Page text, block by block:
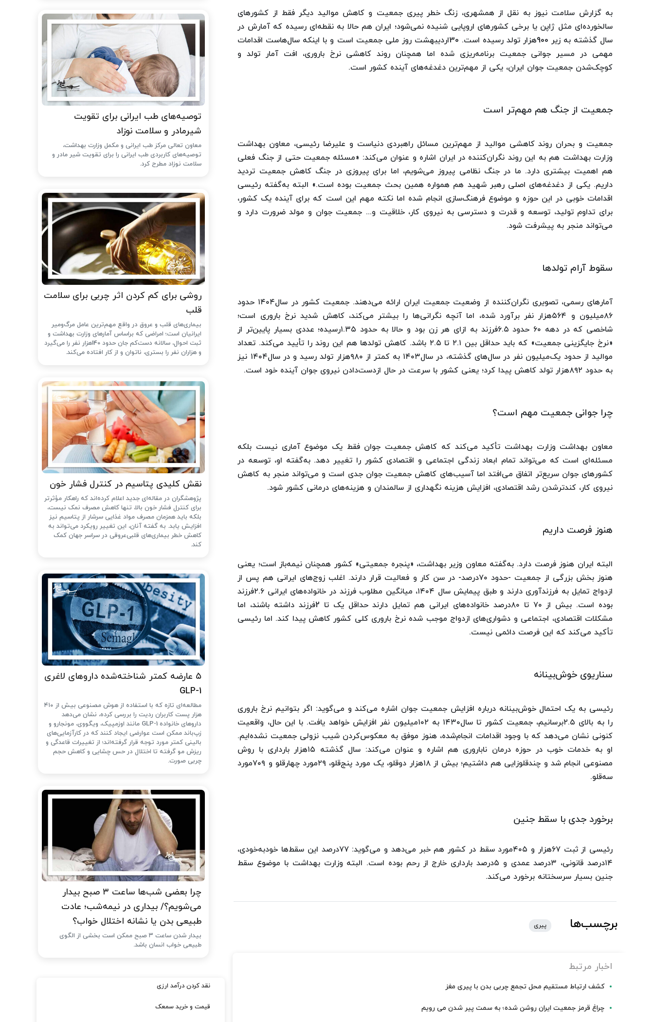
به گزارش سلامت نیوز به نقل از همشهری، زنگ خطر پیری جمعیت و کاهش موالید دیگر فقط از کشورهای
سالخورده‌ای مثل ژاپن یا برخی کشورهای اروپایی شنیده نمی‌شود؛ ایران هم حالا به نقطه‌ای رسیده که آمارش در
سال گذشته به زیر 900هزار تولد رسیده است. 30اردیبهشت روز ملی جمعیت است و با اینکه سال‌هاست اقدامات
مهمی در مسیر جوانی جمعیت برنامه‌ریزی شده اما همچنان روند کاهشی نرخ باروری، افت آمار تولد و
کوچک‌شدن جمعیت جوان ایران، یکی از مهم‌ترین دغدغه‌های آینده کشور است.
جمعیت از جنگ هم مهم‌تر است
جمعیت و بحران روند کاهشی موالید از مهم‌ترین مسائل راهبردی دنیاست و علیرضا رئیسی، معاون بهداشت
وزارت بهداشت هم به این روند نگران‌کننده‌ در ایران اشاره و عنوان می‌کند: «مسئله جمعیت حتی از جنگ فعلی
هم اهمیت بیشتری دارد. ما در جنگ نظامی پیروز می‌شویم، اما برای پیروزی در جنگ کاهش جمعیت تردید
داریم. یکی از دغدغه‌های اصلی رهبر شهید هم همواره همین بحث جمعیت بوده است.» البته به‌گفته رئیسی
اقدامات خوبی در این حوزه و موضوع فرهنگ‌سازی انجام شده اما نکته مهم این است که برای آینده یک کشور،
برای تداوم تولید، توسعه و قدرت و دسترسی به نیروی کار، خلاقیت و... جمعیت جوان و مولد ضرورت دارد و
می‌تواند منجر به پیشرفت شود.
سقوط آرام تولدها
آمارهای رسمی، تصویری نگران‌کننده از وضعیت جمعیت ایران ارائه می‌دهند. جمعیت کشور در سال۱۴۰۴ حدود
۸۶میلیون و ۵۶۴هزار نفر برآورد شده، اما آنچه نگرانی‌ها را بیشتر می‌کند، کاهش شدید نرخ باروری است؛
شاخصی که در دهه ۶۰ حدود ۶.۵فرزند به ازای هر زن بود و حالا به حدود ۱.۳۵رسیده؛ عددی بسیار پایین‌تر از
«نرخ جایگزینی جمعیت» که باید حداقل بین ۲.۱ تا ۲.۵ باشد. کاهش تولدها هم این روند را تأیید می‌کند. تعداد
موالید از حدود یک‌میلیون نفر در سال‌های گذشته، در سال‌۱۴۰۳ به کمتر از ۹۸۰هزار تولد رسید و در سال‌۱۴۰۴ نیز
به حدود ۸۹۲هزار تولد کاهش پیدا کرد؛ یعنی کشور با سرعت در حال ازدست‌دادن نیروی جوان آینده خود است.
چرا جوانی جمعیت مهم است؟
معاون بهداشت وزارت بهداشت تأکید می‌کند که کاهش جمعیت جوان فقط یک موضوع آماری نیست بلکه
مسئله‌ای است که می‌تواند تمام ابعاد زندگی اجتماعی و اقتصادی کشور را تغییر دهد. به‌گفته او، توسعه در
کشورهای جوان سریع‌تر اتفاق می‌افتد اما آسیب‌های کاهش جمعیت جوان جدی است و می‌تواند منجر به کاهش
نیروی کار، کندترشدن رشد اقتصادی، افزایش هزینه نگهداری از سالمندان و هزینه‌های درمانی کشور شود.
هنوز فرصت داریم
البته ایران هنوز فرصت دارد. به‌گفته معاون وزیر بهداشت، «پنجره جمعیتی» کشور همچنان نیمه‌باز است؛ یعنی
هنوز بخش بزرگی از جمعیت -حدود ۷۰درصد- در سن کار و فعالیت قرار دارند. اغلب زوج‌های ایرانی هم پس از
ازدواج تمایل به فرزندآوری دارند و طبق پیمایش سال ۱۴۰۴، میانگین مطلوب فرزند در خانواده‌های ایرانی ۲.۶فرزند
بوده است. بیش از ۷۰ تا ۸۰درصد خانواده‌های ایرانی هم تمایل دارند حداقل یک تا 2فرزند داشته باشند، اما
مشکلات اقتصادی، اجتماعی و دشواری‌های ازدواج موجب شده نرخ باروری کلی کشور کاهش پیدا کند. اما رئیسی
تأکید می‌کند که این فرصت دائمی نیست.
سناریوی خوش‌بینانه
رئیسی به یک احتمال خوش‌بینانه‌ درباره افزایش جمعیت جوان اشاره می‌کند و می‌گوید: اگر بتوانیم نرخ باروری
را به بالای ۲.۵برسانیم، جمعیت کشور تا سال‌۱۴۳۰ به ۱۰۲میلیون نفر افزایش خواهد یافت. با این حال، واقعیت
کنونی نشان می‌دهد که با وجود اقدامات انجام‌شده، هنوز موفق به معکوس‌کردن شیب نزولی جمعیت نشده‌ایم.
او به خدمات خوب در حوزه درمان ناباروری هم اشاره و عنوان می‌کند: سال گذشته ۱۵هزار بارداری با روش
مصنوعی انجام شد و چندقلوزایی هم داشتیم؛ بیش از ۱۸هزار دوقلو، یک مورد پنج‌قلو، ۲۹مورد چهارقلو و ۷۰۹مورد
سه‌قلو.
برخورد جدی با سقط جنین
رئیسی از ثبت ۶۷هزار و ۴۰۵مورد سقط در کشور هم خبر می‌دهد و می‌گوید: ۷۷درصد این سقط‌ها خودبه‌خودی،
۱۴درصد قانونی، ۳درصد عمدی و ۵درصد بارداری خارج از رحم بوده است. البته وزارت بهداشت با موضوع سقط
جنین بسیار سرسختانه برخورد می‌کند.
برچسب‌ها پیری
اخبار مرتبط
کشف ارتباط مستقیم محل تجمع چربی بدن با پیری مغز
چراغ قرمز جمعیت ایران روشن شده؛ به سمت پیر شدن می رویم
توصیه‌های طب ایرانی برای تقویت
شیرمادر و سلامت نوزاد
معاون تعالی مرکز طب ایرانی و مکمل وزارت بهداشت،
توصیه‌های کاربردی طب ایرانی را برای تقویت شیر مادر و
سلامت نوزاد مطرح کرد.
روشی برای کم کردن اثر چربی برای سلامت
قلب
بیماری‌های قلب و عروق در واقع مهم‌ترین عامل مرگ‌ومیر
ایرانیان است؛ امراضی که براساس آمارهای وزارت بهداشت و
ثبت احوال، سالانه دست‌کم جان حدود 140هزار نفر را می‌گیرد
و هزاران نفر را بستری، ناتوان و از کار افتاده می‌کند.
نقش کلیدی پتاسیم در کنترل فشار خون
پژوهشگران در مقاله‌ای جدید اعلام کرده‌اند که راهکار مؤثرتر
برای کنترل فشار خون بالا، تنها کاهش مصرف نمک نیست،
بلکه باید همزمان مصرف مواد غذایی سرشار از پتاسیم نیز
افزایش یابد. به گفته آنان، این تغییر رویکرد می‌تواند به
کاهش خطر بیماری‌های قلبی‌عروقی در سراسر جهان کمک
کند.
۵ عارضه کمتر شناخته‌شده داروهای لاغری
GLP-1
مطالعه‌ای تازه که با استفاده از هوش مصنوعی بیش از ۴۱۰
هزار پست کاربران ردیت را بررسی کرده، نشان می‌دهد
داروهای خانواده GLP-1 مانند اوزمپیک، ویگووی، مونجارو و
زپ‌باند ممکن است عوارضی ایجاد کنند که در کارآزمایی‌های
بالینی کمتر مورد توجه قرار گرفته‌اند؛ از تغییرات قاعدگی و
ریزش مو گرفته تا اختلال در حس چشایی و کاهش حجم
چربی صورت.
چرا بعضی شب‌ها ساعت ۳ صبح بیدار
می‌شویم؟/ بیداری در نیمه‌شب؛ عادت
طبیعی بدن یا نشانه اختلال خواب؟
بیدار شدن ساعت ۳ صبح ممکن است بخشی از الگوی
طبیعی خواب انسان باشد.
نقد کردن درآمد ارزی
قیمت و خرید سمعک